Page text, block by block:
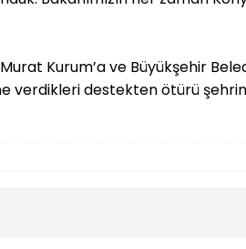
Kurum’a ve Büyükşehir
verdikleri destekten ötürü